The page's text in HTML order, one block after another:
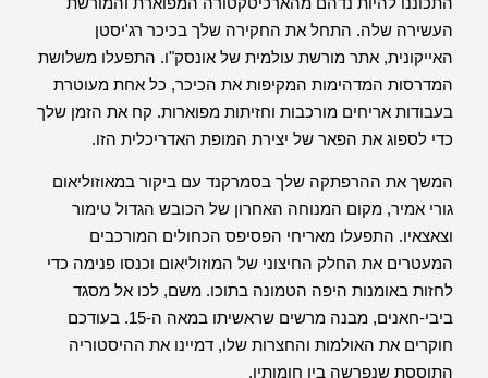
העשירה שלה. התחל את החקירה שלך בכיכר רג'יסטן
האייקונית, אתר מורשת עולמית של אונסק"ו. התפעלו משלושת
המדרסות המדהימות המקיפות את הכיכר, כל אחת מעוטרת
בעבודות אריחים מורכבות וחזיתות מפוארות. קח את הזמן שלך
כדי לספוג את הפאר של יצירת המופת האדריכלית הזו.
המשך את ההרפתקה שלך בסמרקנד עם ביקור במאוזוליאום
גורי אמיר, מקום המנוחה האחרון של הכובש הגדול טימור
וצאצאיו. התפעלו מאריחי הפסיפס הכחולים המורכבים
המעטרים את החלק החיצוני של המוזוליאום וכנסו פנימה כדי
לחזות באומנות היפה הטמונה בתוכו. משם, לכו אל מסגד
ביבי-חאנים, מבנה מרשים שראשיתו במאה ה-15. בעודכם
חוקרים את האולמות והחצרות שלו, דמיינו את ההיסטוריה
התוססת שנפרשה בין חומותיו.